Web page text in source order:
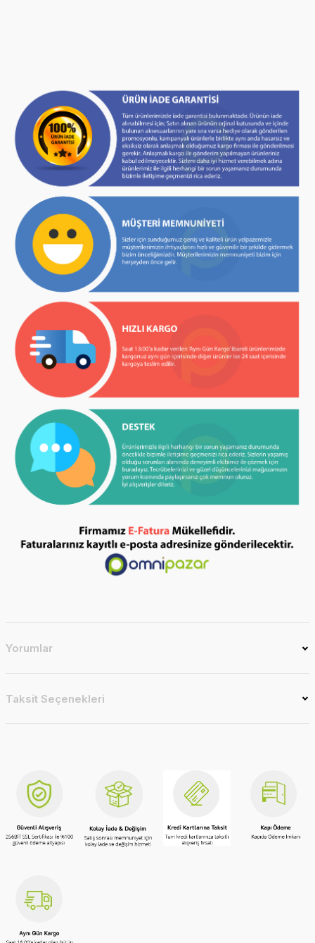
Yorumlar
Taksit Seçenekleri